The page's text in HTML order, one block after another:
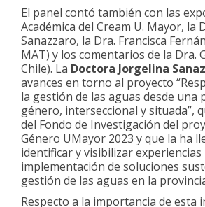
El panel contó también con las
Académica del Cream U. Mayor, la
Sanazzaro, la Dra. Francisca
MAT) y los comentarios de la Dra.
Chile). La Doctora Jorgelina
avances en torno al proyecto
la gestión de las aguas desde una
género, interseccional y situada”,
del Fondo de Investigación del
Género UMayor 2023 y que la ha
identificar y visibilizar experiencias
implementación de soluciones
gestión de las aguas en la
Respecto a la importancia de esta